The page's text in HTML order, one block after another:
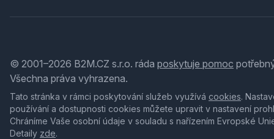
© 2001–2026 B2M.CZ s.r.o. ráda poskytuje pomoc
Všechna práva vyhrazena.
Tato stránka v rámci poskytování služeb využívá cookies.
používání a dostupnosti cookies můžete upravit v nastavení
Chráníme Vaše osobní údaje v souladu s nařízením Evropské
Detaily zde.